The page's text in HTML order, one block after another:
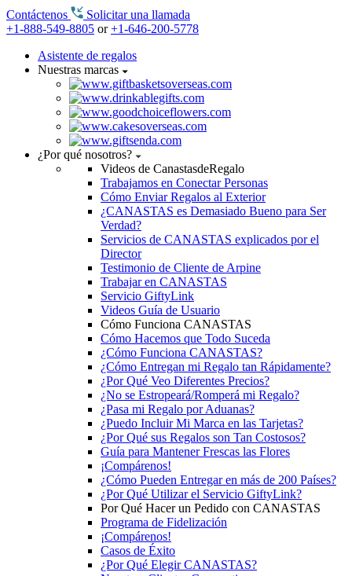
Contáctenos
Solicitar una llamada
+1-888-549-8805 or+1-646-200-5778
Asistente de regalos
Nuestras marcas
¿Por qué nosotros?
Videos de CanastasdeRegalo
Trabajamos en Conectar Personas
Cómo Enviar Regalos al Exterior
¿CANASTAS es Demasiado Bueno para Ser
Verdad?
Servicios de CANASTAS explicados por el
Director
Testimonio de Cliente de Arpine
Trabajar en CANASTAS
Servicio GiftyLink
Videos Guía de Usuario
Cómo Funciona CANASTAS
Cómo Hacemos que Todo Suceda
¿Cómo Funciona CANASTAS?
¿Cómo Entregan mi Regalo tan Rápidamente?
¿Por Qué Veo Diferentes Precios?
¿No se Estropeará/Romperá mi Regalo?
¿Pasa mi Regalo por Aduanas?
¿Puedo Incluir Mi Marca en las Tarjetas?
¿Por Qué sus Regalos son Tan Costosos?
Guía para Mantener Frescas las Flores
¡Compárenos!
¿Cómo Pueden Entregar en más de 200 Países?
¿Por Qué Utilizar el Servicio GiftyLink?
Por Qué Hacer un Pedido con CANASTAS
Programa de Fidelización
¡Compárenos!
Casos de Éxito
¿Por Qué Elegir CANASTAS?